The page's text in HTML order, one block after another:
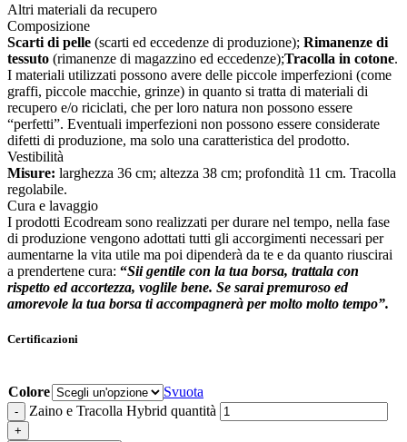
Altri materiali da recupero
Composizione
Scarti di pelle (scarti ed eccedenze di produzione); Rimanenze di
tessuto (rimanenze di magazzino ed eccedenze);Tracolla in cotone.
I materiali utilizzati possono avere delle piccole imperfezioni (come
graffi, piccole macchie, grinze) in quanto si tratta di materiali di
recupero e/o riciclati, che per loro natura non possono essere
“perfetti”. Eventuali imperfezioni non possono essere considerate
difetti di produzione, ma solo una caratteristica del prodotto.
Vestibilità
Misure: larghezza 36 cm; altezza 38 cm; profondità 11 cm. Tracolla
regolabile.
Cura e lavaggio
I prodotti Ecodream sono realizzati per durare nel tempo, nella fase
di produzione vengono adottati tutti gli accorgimenti necessari per
aumentarne la vita utile ma poi dipenderà da te e da quanto riuscirai
a prendertene cura: “Sii gentile con la tua borsa, trattala con
rispetto ed accortezza, voglile bene. Se sarai premuroso ed
amorevole la tua borsa ti accompagnerà per molto molto tempo”.
Certificazioni
Colore Svuota
- Zaino e Tracolla Hybrid quantità
+